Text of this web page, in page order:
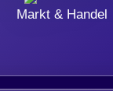
Markt & Handel